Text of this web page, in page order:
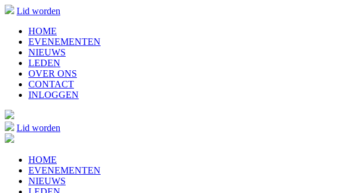
Lid worden
HOME
EVENEMENTEN
NIEUWS
LEDEN
OVER ONS
CONTACT
INLOGGEN
Lid worden
HOME
EVENEMENTEN
NIEUWS